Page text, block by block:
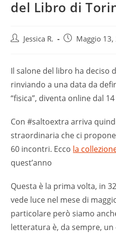
del Libro di
PostJessica R.
PostMaggio 13,
Il salone del libro ha deciso
rinviando a una data da
“fisica”, diventa online dal
Con #saltoextra arriva
straordinaria che ci
60 incontri. Ecco la
quest’anno
Questa è la prima volta, in
vede luce nel mese di
particolare però siamo
letteratura è, da sempre,